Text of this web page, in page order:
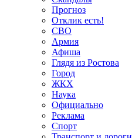
Прогноз
Отклик есть!
СВО
Армия
Афиша
Глядя из Ростова
Город
ЖКХ
Наука
Официально
Реклама
Спорт